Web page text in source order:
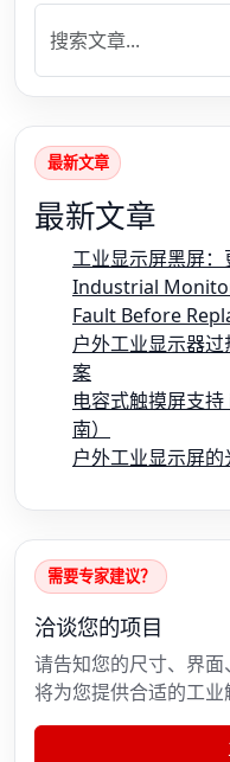
最新文章
最新文章
工业显示屏黑屏
Industrial
Fault Before
户外工业显示器
案
电容式触摸屏支
南）
户外工业显示屏的
需要专家建议？
洽谈您的项目
请告知您的尺寸、界
将为您提供合适的工